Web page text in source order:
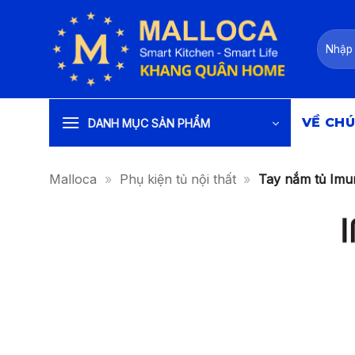
Tìm
kiếm:
DANH MỤC SẢN PHẨM VỀ
Malloca » Phụ kiện tủ nội thất » Tay nắm tủ